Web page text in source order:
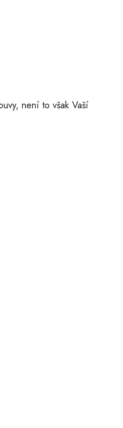
není to však Vaší